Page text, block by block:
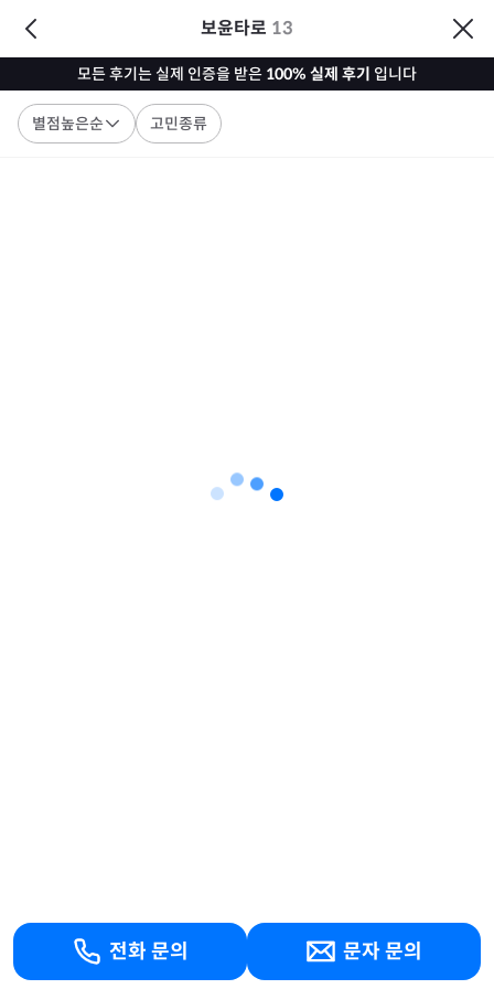
보윤타로 13
모든 후기는 실제 인증을 받은 100% 실제 후기 입니다
별점높은순 고민종류
전화 문의 문자 문의